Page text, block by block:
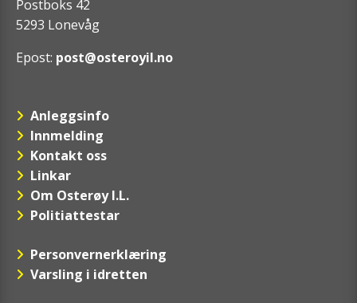
Postboks 42
5293 Lonevåg
Epost: post@osteroyil.no
Anleggsinfo
Innmelding
Kontakt oss
Linkar
Om Osterøy I.L.
Politiattestar
Personvernerklæring
Varsling i idretten